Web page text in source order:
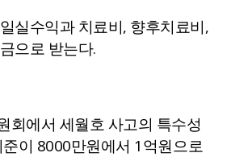
실수익과 치료비, 향후치료비,
으로 받는다.
회에서 세월호 사고의 특수성
이 8000만원에서 1억원으로